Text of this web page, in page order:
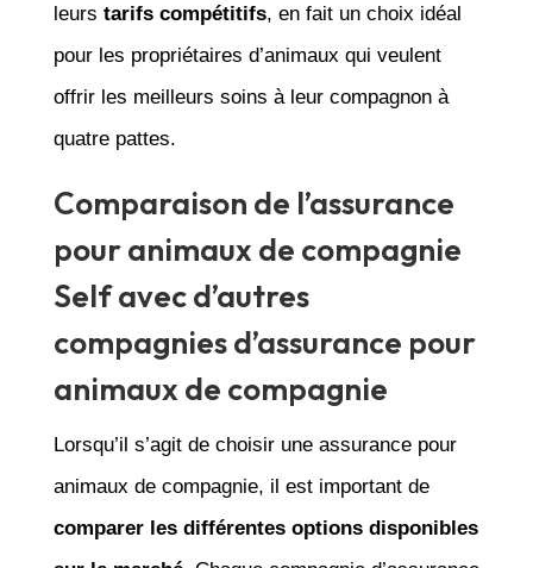
leurs tarifs compétitifs, en fait un choix idéal
pour les propriétaires d’animaux qui veulent
offrir les meilleurs soins à leur compagnon à
quatre pattes.
Comparaison de l’assurance
pour animaux de compagnie
Self avec d’autres
compagnies d’assurance pour
animaux de compagnie
Lorsqu’il s’agit de choisir une assurance pour
animaux de compagnie, il est important de
comparer les différentes options disponibles